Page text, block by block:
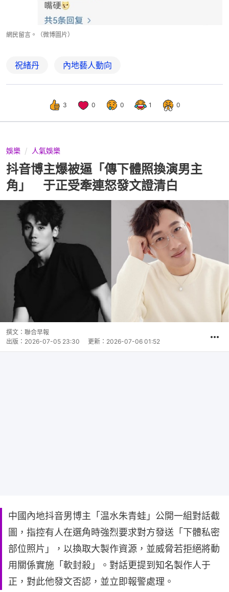
網民留言。（微博圖片）
祝緒丹 內地藝人動向
3 0 0 1 0
娛樂 人氣娛樂
抖音博主爆被逼「傳下體照換演男主
角」 于正受牽連怒發文證清白
撰文： 聯合早報
出版： 2026-07-05 23:30 更新： 2026-07-06 01:52
中國內地抖音男博主「温水朱青蛙」公開一組對話截
圖，指控有人在選角時強烈要求對方發送「下體私密
部位照片」，以換取大製作資源，並威脅若拒絕將動
用關係實施「軟封殺」。對話更提到知名製作人于
正，對此他發文否認，並立即報警處理。